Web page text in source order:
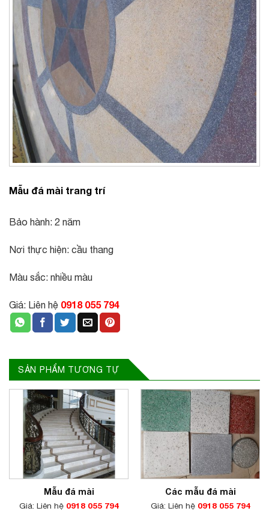
Mẫu đá mài trang trí
Bảo hành: 2 năm
Nơi thực hiện: cầu thang
Màu sắc: nhiều màu
Giá: Liên hệ 0918 055 794
SẢN PHẨM TƯƠNG TỰ
Mẫu đá mài
Giá: Liên hệ 0918 055 794
Các mẫu đá mài
Giá: Liên hệ 0918 055 794